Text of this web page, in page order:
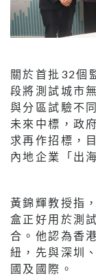
關於首批32個
段將測試城市
與分區試驗不
未來中標，政
求再作招標，
內地企業「出
黃錦輝教授指
盒正好用於測
合。他認為香
紐，先與深圳
國及國際。